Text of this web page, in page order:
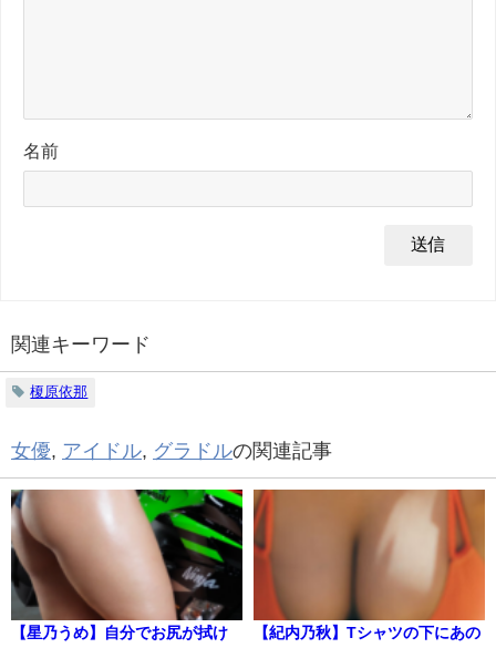
名前
関連キーワード
榎原依那
女優, アイドル, グラドルの関連記事
【星乃うめ】自分でお尻が拭け
【紀内乃秋】Tシャツの下にあの